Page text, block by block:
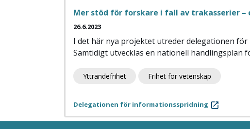
Mer stöd för forskare i fall av trakasserier
26.6.2023
I det här nya projektet utreder delegationen
Samtidigt utvecklas en nationell
Yttrandefrihet Frihet för vetenskap
Delegationen för informationsspridning